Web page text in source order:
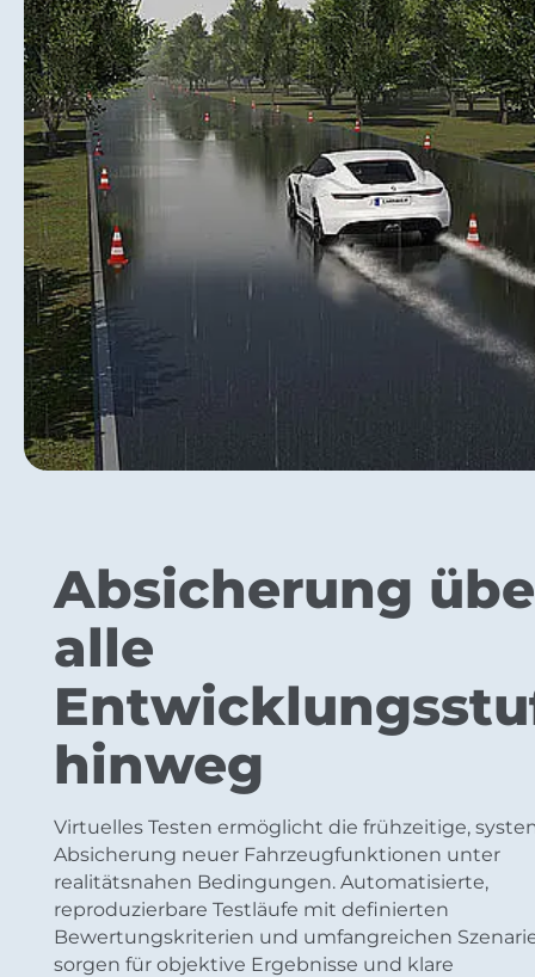
Absicherung
alle
hinweg
Virtuelles Testen ermöglicht die frühzeitige,
Absicherung neuer Fahrzeugfunktionen unter
realitätsnahen Bedingungen. Automatisierte,
reproduzierbare Testläufe mit definierten
Bewertungskriterien und umfangreichen
sorgen für objektive Ergebnisse und klare